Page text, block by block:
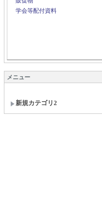
学会等配付資料
メニュー
新規カテゴリ2